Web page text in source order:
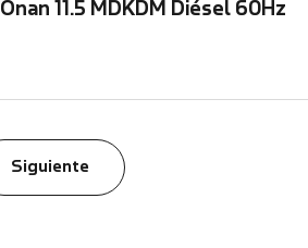
Onan 11.5 MDKDM Diésel 60Hz
Siguiente